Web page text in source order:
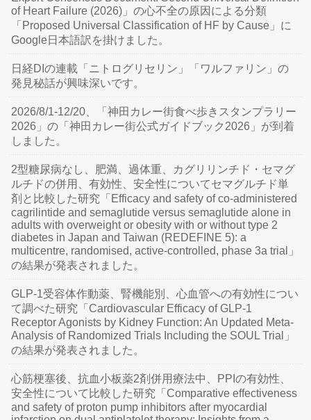
of Heart Failure (2026)」の心不全の原因による分類
「Proposed Universal Classification of HF by Cause」に
Google日本語訳を掛けました。
日経DIの連載「ニトログリセリン」「ワルファリン」の
発見秘話が興味深いです。
2026/8/1-12/20、「神田カレー街食べ歩きスタンプラリー
2026」の「神田カレー街公式ガイドブック2026」が到着
しました。
2型糖尿病なし、肥満、過体重、カグリリンチド・セマグ
ルチドの併用、有効性、安全性についてセマグルチド単
剤と比較した研究「Efficacy and safety of co-administered
cagrilintide and semaglutide versus semaglutide alone in
adults with overweight or obesity with or without type 2
diabetes in Japan and Taiwan (REDEFINE 5): a
multicentre, randomised, active-controlled, phase 3a trial」
の結果が発表されました。
GLP-1受容体作動薬、腎機能別、心血管への有効性につい
て調べた研究「Cardiovascular Efficacy of GLP-1
Receptor Agonists by Kidney Function: An Updated Meta-
Analysis of Randomized Trials Including the SOUL Trial」
の結果が発表されました。
心筋梗塞後、抗血小板薬2剤併用療法中、PPIの有効性、
安全性について比較した研究「Comparative effectiveness
and safety of proton pump inhibitors after myocardial